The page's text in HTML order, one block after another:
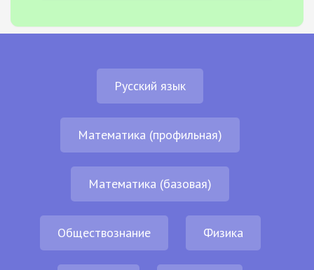
Русский язык
Математика (профильная)
Математика (базовая)
Обществознание Физика